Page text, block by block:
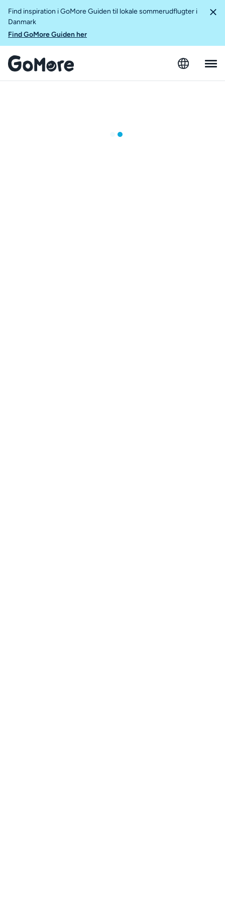
Find inspiration i GoMore Guiden til lokale sommerudflugter i
Danmark
Find GoMore Guiden her